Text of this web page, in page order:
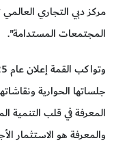
مركز دبي التجاري
المجتمعات المستدامة".
جلساتها الحوارية
المعرفة في قلب التنمية
والمعرفة هو الاستثمار